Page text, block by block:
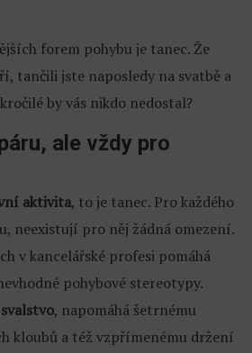
forem pohybu je tanec. Že
tančili jste naposledy na svatbě a
by vás nikdo nedostal?
ale vždy pro
aktivita, to je tanec. Pro každého
neexistují pro něj žádná omezení.
v kancelářské profesi pomáhá
pohybové stereotypy.
, napomáhá šetrnému
kloubů a též vzpřímenému držení